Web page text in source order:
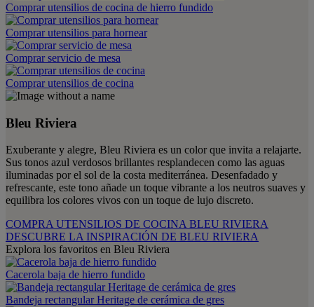
Comprar utensilios de cocina de hierro fundido
Comprar utensilios para hornear
Comprar servicio de mesa
Comprar utensilios de cocina
Bleu Riviera
Exuberante y alegre, Bleu Riviera es un color que invita a relajarte.
Sus tonos azul verdosos brillantes resplandecen como las aguas
iluminadas por el sol de la costa mediterránea. Desenfadado y
refrescante, este tono añade un toque vibrante a los neutros suaves y
equilibra los colores vivos con un toque de lujo discreto.
COMPRA UTENSILIOS DE COCINA BLEU RIVIERA
DESCUBRE LA INSPIRACIÓN DE BLEU RIVIERA
Explora los favoritos en Bleu Riviera
Cacerola baja de hierro fundido
Bandeja rectangular Heritage de cerámica de gres